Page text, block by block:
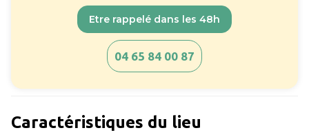
Etre rappelé dans les 48h
04 65 84 00 87
Caractéristiques du lieu